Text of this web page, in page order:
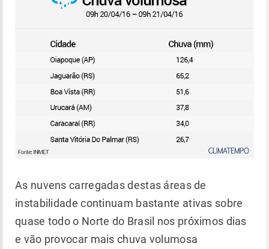
As nuvens carregadas destas áreas de
instabilidade continuam bastante ativas sobre
quase todo o Norte do Brasil nos próximos dias
e vão provocar mais chuva volumosa